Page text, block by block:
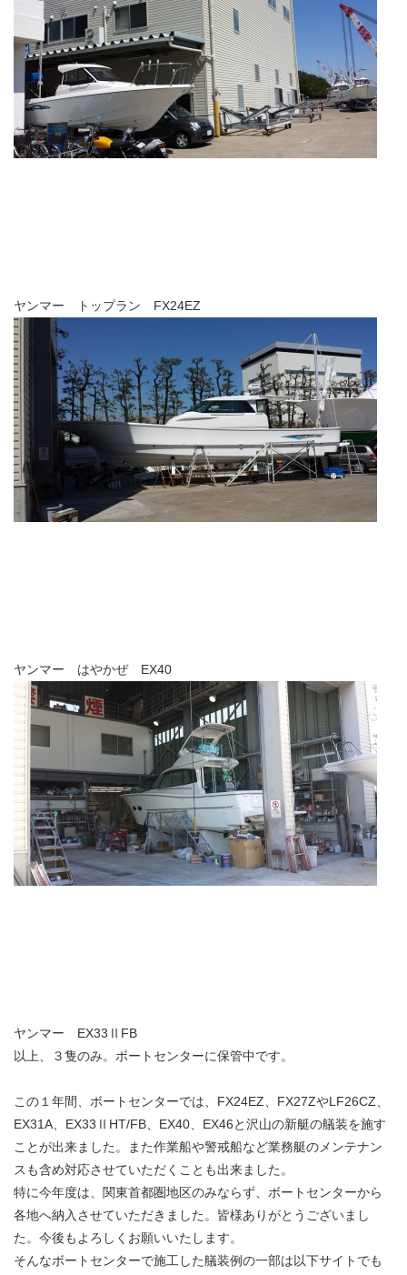
ヤンマー トップラン FX24EZ
ヤンマー はやかぜ EX40
ヤンマー EX33ⅡFB
以上、３隻のみ。ボートセンターに保管中です。
この１年間、ボートセンターでは、FX24EZ、FX27ZやLF26CZ、
EX31A、EX33ⅡHT/FB、EX40、EX46と沢山の新艇の艤装を施す
ことが出来ました。また作業船や警戒船など業務艇のメンテナン
スも含め対応させていただくことも出来ました。
特に今年度は、関東首都圏地区のみならず、ボートセンターから
各地へ納入させていただきました。皆様ありがとうございまし
た。今後もよろしくお願いいたします。
そんなボートセンターで施工した艤装例の一部は以下サイトでも